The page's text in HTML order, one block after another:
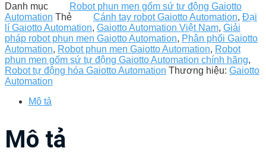
Danh mục
Robot phun men gốm sứ tự động Gaiotto
Automation Thẻ Cánh tay robot Gaiotto Automation, Đại
lí Gaiotto Automation, Gaiotto Automation Việt Nam, Giải
pháp robot phun men Gaiotto Automation, Phân phối Gaiotto
Automation, Robot phun men Gaiotto Automation, Robot
phun men gốm sứ tự động Gaiotto Automation chính hãng,
Robot tự động hóa Gaiotto Automation Thương hiệu: Gaiotto
Automation
Mô tả
Mô tả